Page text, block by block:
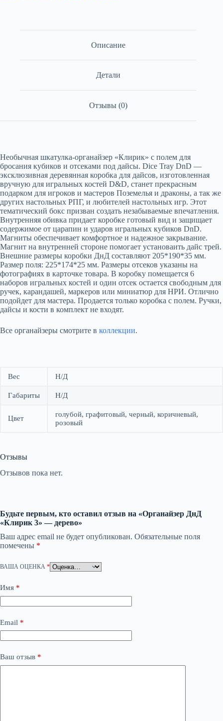
Описание
Детали
Отзывы (0)
Необычная шкатулка-органайзер «Клирик» с полем для
бросания кубиков и отсеками под дайсы. Dice Tray DnD —
эксклюзивная деревянная коробка для дайсов, изготовленная
вручную для игральных костей D&D, станет прекрасным
подарком для игроков и мастеров Поземелья и драконы, а так же
других настольных РПГ, и любителей настольных игр. Этот
тематический бокс призван создать незабываемые впечатления.
Внутренняя обивка придает коробке готовый вид и защищает
содержимое от царапин и ударов игральных кубиков DnD.
Магниты обеспечивает комфортное и надежное закрывание.
Магнит на внутренней стороне помогает установаить дайс трей.
Внешние размеры коробки ДнД составляют 205*190*35 мм.
Размер поля: 225*174*25 мм. Размеры отсеков указаны на
фотографиях в карточке товара. В коробку помещается 6
наборов игральных костей и один отсек остается свободным для
ручек, карандашей, маркеров или миниатюр для НРИ. Отлично
подойдет для мастера. Продается только коробка с полем. Ручки,
дайсы и кости в комплект не входят.
Все органайзеры смотрите в коллекции.
Вес Н/Д
Габариты Н/Д
Цвет
голубой, графитовый, черный, коричневый,
розовый
Отзывы
Отзывов пока нет.
Будьте первым, кто оставил отзыв на «Органайзер ДнД
«Клирик 3» — дерево»
Ваш адрес email не будет опубликован. Обязательные поля
помечены *
ВАША ОЦЕНКА *
Имя *
Email *
Ваш отзыв *